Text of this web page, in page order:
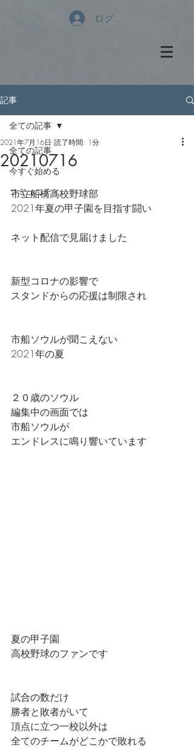
ログイン
記事
全ての記事
今すぐ始める
コミュニティ
全ての記事
20210716
2021年7月16日 読了時間: 1分
市立船橋高校野球部
2021年夏の甲子園を目指す闘い
ネット配信で見届けました
新型コロナの影響で
スタンドからの応援は制限され
市船ソウルが聞こえない
2021年の夏
２０歳のソウル
編集中の画面では
市船ソウルが
エンドレスに鳴り響いています
夏の甲子園
高校野球のファンです
試合の数だけ
勝者と敗者がいて
頂点に立つ一校以外は
全てのチームがどこかで敗れる